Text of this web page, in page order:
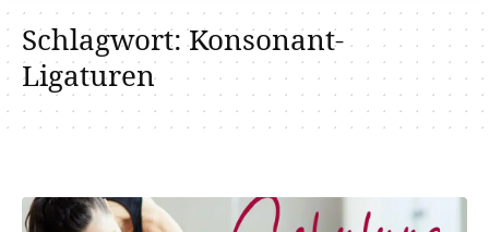
Schlagwort:Konsonant-
Ligaturen